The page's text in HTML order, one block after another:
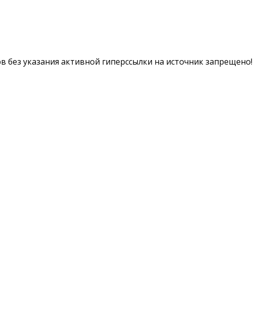
указания активной гиперссылки на источник запрещено!